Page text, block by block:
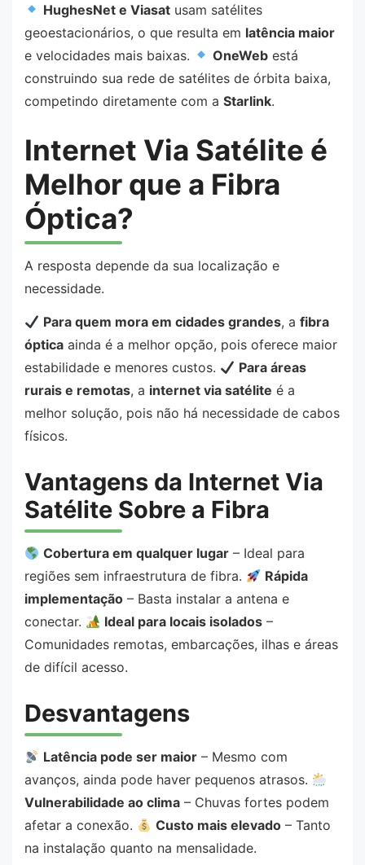
HughesNet e Viasat usam satélites
geoestacionários, o que resulta em latência maior
e velocidades mais baixas.
OneWeb está
construindo sua rede de satélites de órbita baixa,
competindo diretamente com a Starlink.
Internet Via Satélite é
Melhor que a Fibra
Óptica?
A resposta depende da sua localização e
necessidade.
Para quem mora em cidades grandes, afibra
óptica ainda é a melhor opção, pois oferece maior
estabilidade e menores custos.
Para áreas
rurais e remotas, a internet via satélite é a
melhor solução, pois não há necessidade de cabos
físicos.
Vantagens da Internet Via
Satélite Sobre a Fibra
Cobertura em qualquer lugar – Ideal para
regiões sem infraestrutura de fibra.
Rápida
implementação – Basta instalar a antena e
conectar.
Ideal para locais isolados –
Comunidades remotas, embarcações, ilhas e áreas
de difícil acesso.
Desvantagens
Latência pode ser maior – Mesmo com
avanços, ainda pode haver pequenos atrasos.
Vulnerabilidade ao clima – Chuvas fortes podem
afetar a conexão.
Custo mais elevado – Tanto
na instalação quanto na mensalidade.